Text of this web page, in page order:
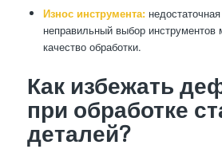
Износ инструмента:
неправильный выбор инструментов
качество обработки.
Как избежать
при обработке
деталей?